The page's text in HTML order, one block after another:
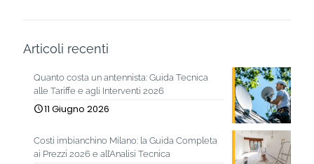
Articoli recenti
Quanto costa un antennista: Guida Tecnica
alle Tariffe e agli Interventi 2026
11 Giugno 2026
Costi imbianchino Milano: la Guida Completa
ai Prezzi 2026 e all’Analisi Tecnica